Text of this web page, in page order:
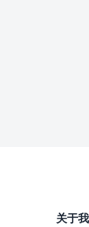
关于